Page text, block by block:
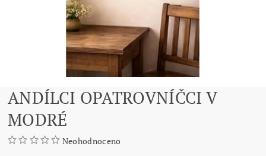
ANDÍLCI OPATROVNÍČCI V
MODRÉ
Neohodnoceno